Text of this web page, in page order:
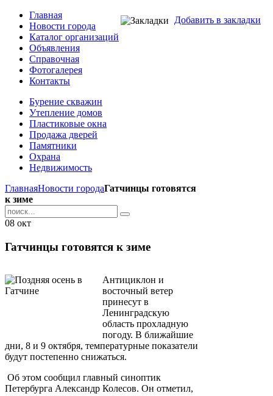
Добавить в закладки
Главная
Новости города
Каталог организаций
Объявления
Справочная
Фотогалерея
Контакты
Бурение скважин
Утепление домов
Пластиковые окна
Продажа дверей
Памятники
Охрана
Недвижимость
ГлавнаяНовости городаГатчинцы готовятся
к зиме
08 окт
Гатчинцы готовятся к зиме
Антициклон и
восточный ветер
принесут в
Ленинградскую
область прохладную
погоду. В ближайшие
дни, 8 и 9 октября, температурные показатели
будут постепенно снижаться.
Об этом сообщил главный синоптик
Петербурга Александр Колесов. Он отметил,